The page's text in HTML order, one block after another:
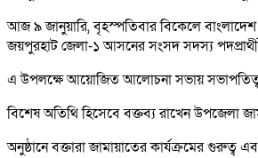
আজ ৯ জানুয়ারি, বৃহস্পতিবার বিকেলে
জয়পুরহাট জেলা-১ আসনের সংসদ সদস্য
এ উপলক্ষে আয়োজিত আলোচনা সভায়
বিশেষ অতিথি হিসেবে বক্তব্য রাখেন উপজেলা
অনুষ্ঠানে বক্তারা জামায়াতের কার্যক্রমের